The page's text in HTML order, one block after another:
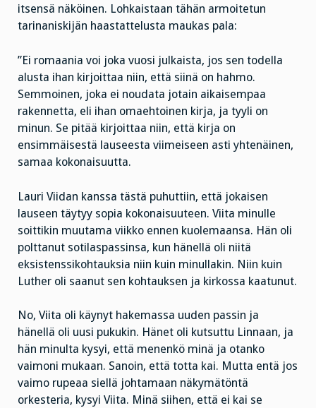
itsensä näköinen. Lohkaistaan tähän armoitetun
tarinaniskijän haastattelusta maukas pala:
”Ei romaania voi joka vuosi julkaista, jos sen todella
alusta ihan kirjoittaa niin, että siinä on hahmo.
Semmoinen, joka ei noudata jotain aikaisempaa
rakennetta, eli ihan omaehtoinen kirja, ja tyyli on
minun. Se pitää kirjoittaa niin, että kirja on
ensimmäisestä lauseesta viimeiseen asti yhtenäinen,
samaa kokonaisuutta.
Lauri Viidan kanssa tästä puhuttiin, että jokaisen
lauseen täytyy sopia kokonaisuuteen. Viita minulle
soittikin muutama viikko ennen kuolemaansa. Hän oli
polttanut sotilaspassinsa, kun hänellä oli niitä
eksistenssikohtauksia niin kuin minullakin. Niin kuin
Luther oli saanut sen kohtauksen ja kirkossa kaatunut.
No, Viita oli käynyt hakemassa uuden passin ja
hänellä oli uusi pukukin. Hänet oli kutsuttu Linnaan, ja
hän minulta kysyi, että menenkö minä ja otanko
vaimoni mukaan. Sanoin, että totta kai. Mutta entä jos
vaimo rupeaa siellä johtamaan näkymätöntä
orkesteria, kysyi Viita. Minä siihen, että ei kai se